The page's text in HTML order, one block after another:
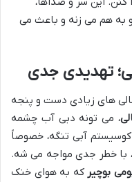
به هم می زنه و باعث می
تهدیدی جدی
های زیادی دست و پنجه
، می تونه دبی آب چشمه
آبی تنگه، خصوصاً
با خطر جدی مواجه می شه.
بوچیر که به هوای خنک